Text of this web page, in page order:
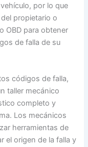
por lo que
propietario o
OBD para obtener
de falla de su
códigos de falla,
taller mecánico
completo y
Los mecánicos
herramientas de
el origen de la falla y